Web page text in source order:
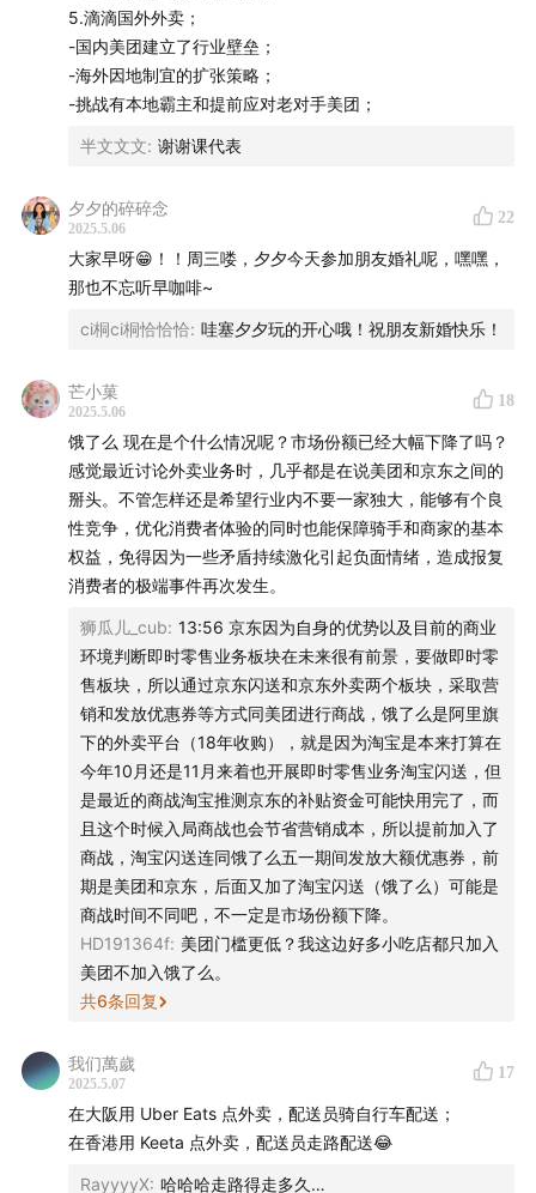
我们倾全团队之力为 AI 时代的青少年做了一件微小但重
要的事。
每期 10 分钟，从一个青少年感兴趣的现象谈起，涉及商
业科技、社会人文等话题，解读表象背后的深层逻辑，启
大音频平台准时更新。
🧧前 3 期内容可以免费试听。现在就去节目主页一探究竟
小宇宙听友 请点这里
Apple Podcast 听友请点这里
Mengyi
幕后制作
监制：Zelin、Qianwen、Stella
实习研究员：迪卡、楚欣、幸倍、桃子、乌豆、Rachel
运营：George
后期：沁茗
商业项目管理：Jolin
封面设计：饭团
5.滴滴国外外卖；
-国内美团建立了行业壁垒；
-海外因地制宜的扩张策略；
-挑战有本地霸主和提前应对老对手美团；
半文文文: 谢谢课代表
夕夕的碎碎念
2025.5.06
22
大家早呀😁！！周三喽，夕夕今天参加朋友婚礼呢，嘿嘿，
那也不忘听早咖啡~
ci桐ci桐恰恰恰: 哇塞夕夕玩的开心哦！祝朋友新婚快乐！
芒小菓
2025.5.06
18
饿了么 现在是个什么情况呢？市场份额已经大幅下降了吗？
感觉最近讨论外卖业务时，几乎都是在说美团和京东之间的
掰头。不管怎样还是希望行业内不要一家独大，能够有个良
性竞争，优化消费者体验的同时也能保障骑手和商家的基本
权益，免得因为一些矛盾持续激化引起负面情绪，造成报复
消费者的极端事件再次发生。
狮瓜儿_cub: 13:56 京东因为自身的优势以及目前的商业
环境判断即时零售业务板块在未来很有前景，要做即时零
售板块，所以通过京东闪送和京东外卖两个板块，采取营
销和发放优惠券等方式同美团进行商战，饿了么是阿里旗
下的外卖平台（18年收购），就是因为淘宝是本来打算在
今年10月还是11月来着也开展即时零售业务淘宝闪送，但
是最近的商战淘宝推测京东的补贴资金可能快用完了，而
且这个时候入局商战也会节省营销成本，所以提前加入了
商战，淘宝闪送连同饿了么五一期间发放大额优惠券，前
期是美团和京东，后面又加了淘宝闪送（饿了么）可能是
商战时间不同吧，不一定是市场份额下降。
HD191364f: 美团门槛更低？我这边好多小吃店都只加入
美团不加入饿了么。
共6条回复
我们萬歲
2025.5.07
17
在大阪用 Uber Eats 点外卖，配送员骑自行车配送；
在香港用 Keeta 点外卖，配送员走路配送😂
RayyyyX: 哈哈哈走路得走多久…